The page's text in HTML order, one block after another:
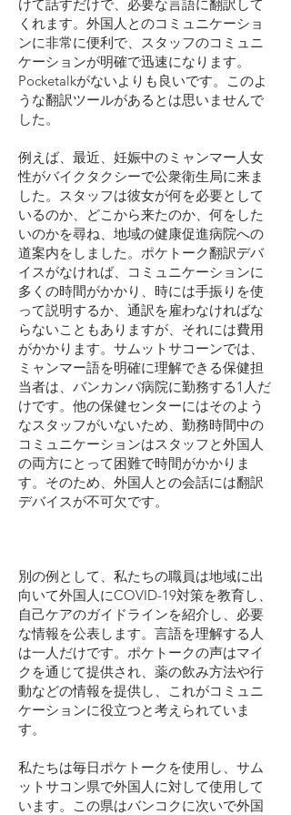
けて話すだけで、必要な言語に翻訳して
くれます。外国人とのコミュニケーショ
ンに非常に便利で、スタッフのコミュニ
ケーションが明確で迅速になります。
Pocketalkがないよりも良いです。このよ
うな翻訳ツールがあるとは思いませんで
した。
例えば、最近、妊娠中のミャンマー人女
性がバイクタクシーで公衆衛生局に来ま
した。スタッフは彼女が何を必要として
いるのか、どこから来たのか、何をした
いのかを尋ね、地域の健康促進病院への
道案内をしました。ポケトーク翻訳デバ
イスがなければ、コミュニケーションに
多くの時間がかかり、時には手振りを使
って説明するか、通訳を雇わなければな
らないこともありますが、それには費用
がかかります。サムットサコーンでは、
ミャンマー語を明確に理解できる保健担
当者は、バンカンパ病院に勤務する1人だ
けです。他の保健センターにはそのよう
なスタッフがいないため、勤務時間中の
コミュニケーションはスタッフと外国人
の両方にとって困難で時間がかかりま
す。そのため、外国人との会話には翻訳
デバイスが不可欠です。
別の例として、私たちの職員は地域に出
向いて外国人にCOVID-19対策を教育し、
自己ケアのガイドラインを紹介し、必要
な情報を公表します。言語を理解する人
は一人だけです。ポケトークの声はマイ
クを通じて提供され、薬の飲み方法や行
動などの情報を提供し、これがコミュニ
ケーションに役立つと考えられていま
す。
私たちは毎日ポケトークを使用し、サム
ットサコン県で外国人に対して使用して
います。この県はバンコクに次いで外国